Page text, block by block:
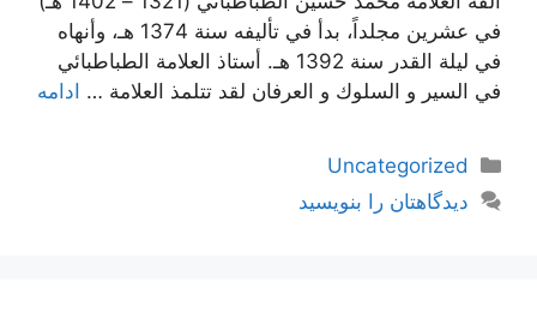
في عشرين مجلداً، بدأ في تأليفه سنة 1374 هـ، وأنهاه
في ليلة القدر سنة 1392 هـ. أستاذ العلامة الطباطبائي
في السير و السلوك و العرفان لقد تتلمذ العلامة … ادامه
دسته‌ها
Uncategorized
دیدگاهتان را بنویسید